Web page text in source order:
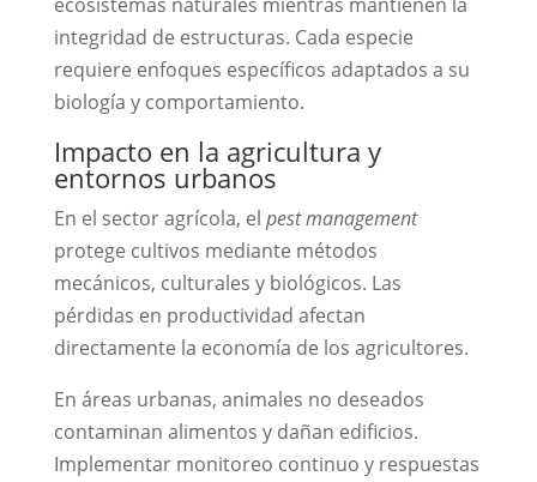
integridad de estructuras. Cada especie
requiere enfoques específicos adaptados a su
biología y comportamiento.
Impacto en la agricultura y
entornos urbanos
En el sector agrícola, el pest management
protege cultivos mediante métodos
mecánicos, culturales y biológicos. Las
pérdidas en productividad afectan
directamente la economía de los agricultores.
En áreas urbanas, animales no deseados
contaminan alimentos y dañan edificios.
Implementar monitoreo continuo y respuestas